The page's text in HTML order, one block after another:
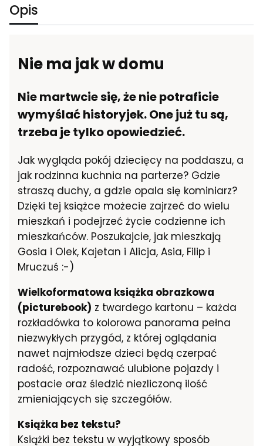
Opis
Nie ma jak w domu
Nie martwcie się, że nie potraficie
wymyślać historyjek. One już tu są,
trzeba je tylko opowiedzieć.
Jak wygląda pokój dziecięcy na poddaszu, a
jak rodzinna kuchnia na parterze? Gdzie
straszą duchy, a gdzie opala się kominiarz?
Dzięki tej książce możecie zajrzeć do wielu
mieszkań i podejrzeć życie codzienne ich
mieszkańców. Poszukajcie, jak mieszkają
Gosia i Olek, Kajetan i Alicja, Asia, Filip i
Mruczuś :-)
Wielkoformatowa książka obrazkowa
(picturebook) z twardego kartonu – każda
rozkładówka to kolorowa panorama pełna
niezwykłych przygód, z której oglądania
nawet najmłodsze dzieci będą czerpać
radość, rozpoznawać ulubione pojazdy i
postacie oraz śledzić niezliczoną ilość
zmieniających się szczegółów.
Książka bez tekstu?
Książki bez tekstu w wyjątkowy sposób